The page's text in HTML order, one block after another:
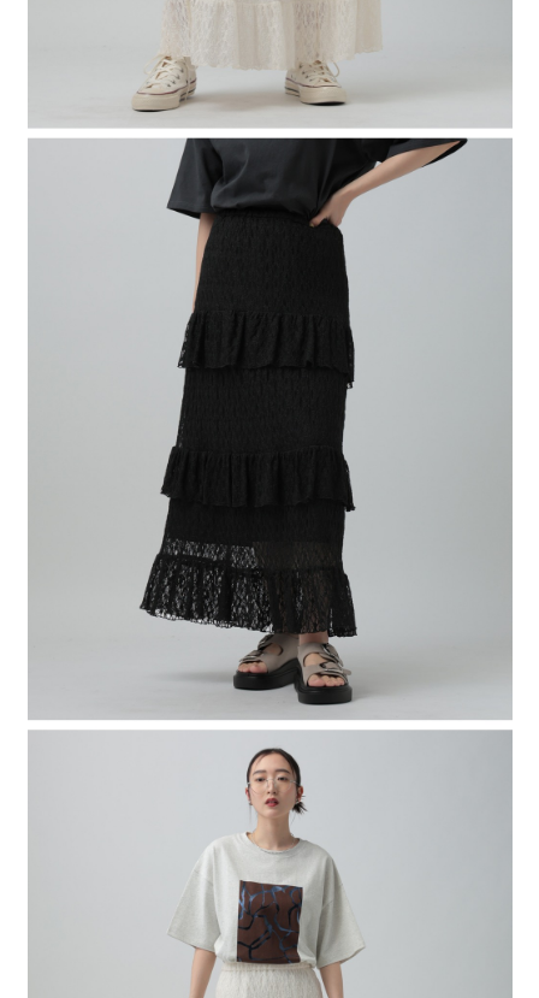
時審查核予不同之上限額度；若仍有額度不足之情形，本公司將視審查結果
請求用戶進行身份認證。
５．嚴禁一人註冊多個帳號或使用他人資訊註冊。若發現惡意使用之情形，
恩沛科技股份有限公司將有權停止該用戶之使用額度並採取法律行動。